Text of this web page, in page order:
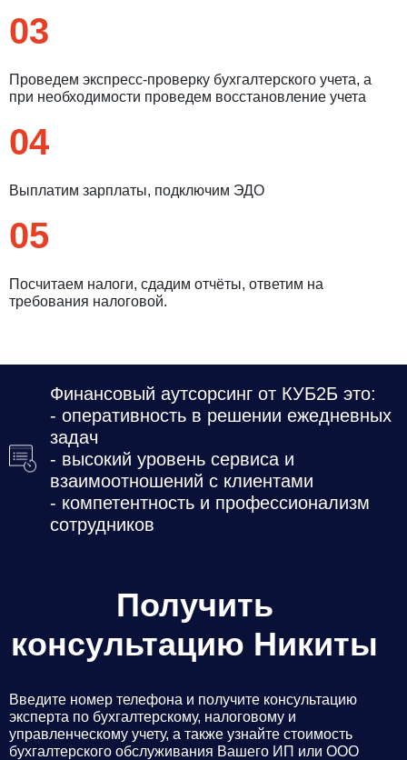
03
Проведем экспресс-проверку бухгалтерского учета, а
при необходимости проведем восстановление учета
04
Выплатим зарплаты, подключим ЭДО
05
Посчитаем налоги, сдадим отчёты, ответим на
требования налоговой.
Финансовый аутсорсинг от КУБ2Б это:
- оперативность в решении ежедневных
задач
- высокий уровень сервиса и
взаимоотношений с клиентами
- компетентность и профессионализм
сотрудников
Получить
консультацию Никиты
Введите номер телефона и получите консультацию
эксперта по бухгалтерскому, налоговому и
управленческому учету, а также узнайте стоимость
бухгалтерского обслуживания Вашего ИП или ООО